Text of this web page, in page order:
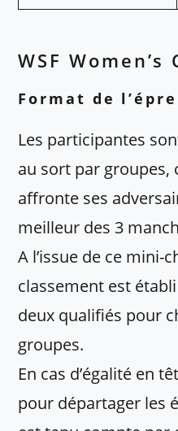
WSF
Format de
Les participantes
au sort par groupes,
affronte ses
meilleur des 3
A l’issue de ce mini-
classement est
deux qualifiés pour
groupes.
En cas d’égalité en
pour départager les